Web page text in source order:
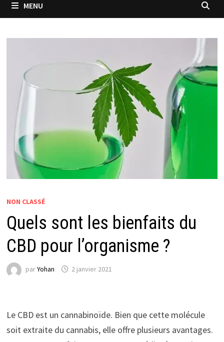
MENU
NON CLASSÉ
Quels sont les bienfaits du
CBD pour l’organisme ?
parYohan 2 janvier 2021
Le CBD est un cannabinoïde. Bien que cette molécule
soit extraite du cannabis, elle offre plusieurs avantages.